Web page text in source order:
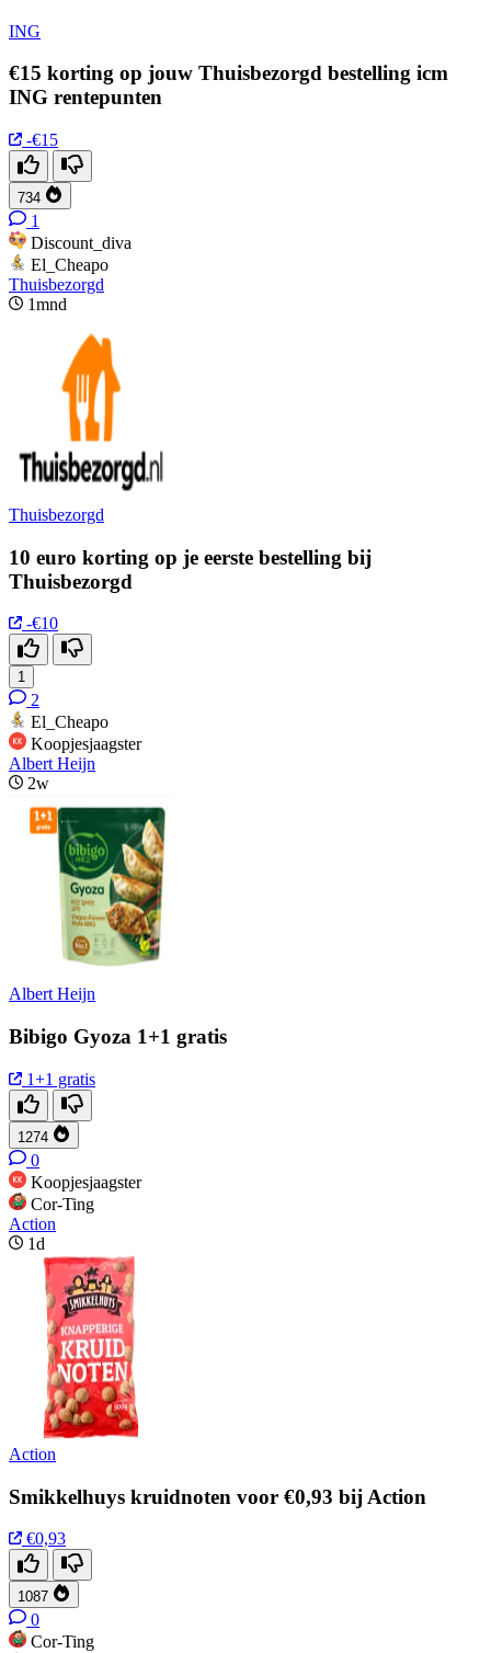
ING
€15 korting op jouw Thuisbezorgd bestelling icm
ING rentepunten
-€15
734
1
Discount_diva
El_Cheapo
Thuisbezorgd
1mnd
Thuisbezorgd
10 euro korting op je eerste bestelling bij
Thuisbezorgd
-€10
1
2
El_Cheapo
Koopjesjaagster
Albert Heijn
2w
Albert Heijn
Bibigo Gyoza 1+1 gratis
1+1 gratis
1274
0
Koopjesjaagster
Cor-Ting
Action
1d
Action
Smikkelhuys kruidnoten voor €0,93 bij Action
€0,93
1087
0
Cor-Ting